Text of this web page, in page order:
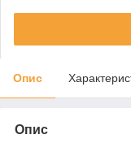
Опис
Опис